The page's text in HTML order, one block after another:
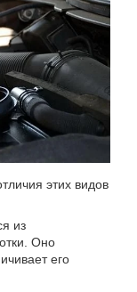
этих видов
из
Оно
его